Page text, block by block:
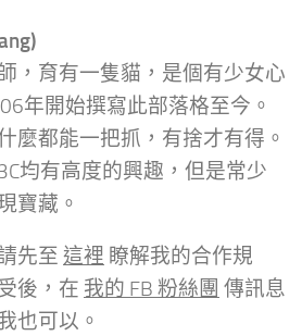
，育有一隻貓，是個有少女心
年開始撰寫此部落格至今。
麼都能一把抓，有捨才有得。
均有高度的興趣，但是常少
寶藏。
先至 這裡 瞭解我的合作規
後，在 我的 FB 粉絲團 傳訊息
也可以。